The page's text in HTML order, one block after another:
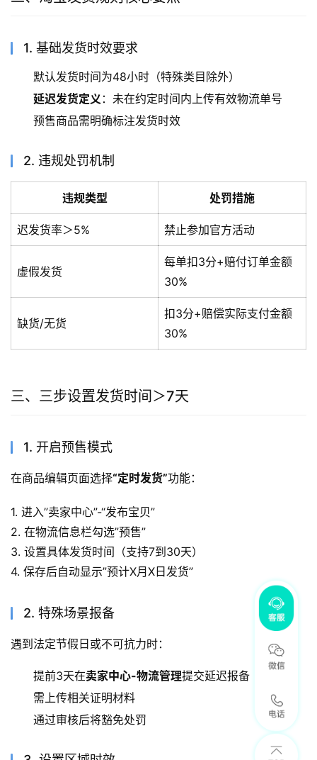
1. 基础发货时效要求
默认发货时间为48小时（特殊类目除外）
延迟发货定义 ：未在约定时间内上传有效物流单号
预售商品需明确标注发货时效
2. 违规处罚机制
违规类型 处罚措施
迟发货率＞5% 禁止参加官方活动
虚假发货
每单扣3分+赔付订单金额
30%
缺货/无货
扣3分+赔偿实际支付金额
30%
三、三步设置发货时间＞7天
1. 开启预售模式
在商品编辑页面选择“定时发货”功能：
1. 进入”卖家中心”-“发布宝贝”
2. 在物流信息栏勾选”预售”
3. 设置具体发货时间（支持7到30天）
4. 保存后自动显示”预计X月X日发货”
2. 特殊场景报备
遇到法定节假日或不可抗力时：
提前3天在卖家中心-物流管理提交延迟报备
需上传相关证明材料
通过审核后将豁免处罚